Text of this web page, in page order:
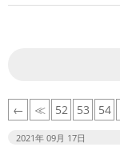
← ≪ 52 53 54
2021年 09月 17日